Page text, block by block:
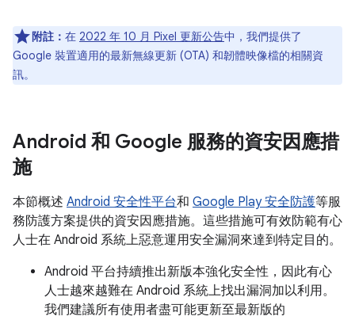
附註： 在 2022 年 10 月 Pixel 更新公告中，我們提供了
Google 裝置適用的最新無線更新 (OTA) 和韌體映像檔的相關資
訊。
Android 和 Google 服務的資安因應措
施
本節概述 Android 安全性平台和 Google Play 安全防護等服
務防護方案提供的資安因應措施。這些措施可有效防範有心
人士在 Android 系統上惡意運用安全漏洞來達到特定目的。
Android 平台持續推出新版本強化安全性，因此有心
人士越來越難在 Android 系統上找出漏洞加以利用。
我們建議所有使用者盡可能更新至最新版的